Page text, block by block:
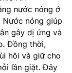
nước nóng ở
nóng giúp
gây dị ứng và
Đồng thời,
hôi và giữ cho
lần giặt. Đây